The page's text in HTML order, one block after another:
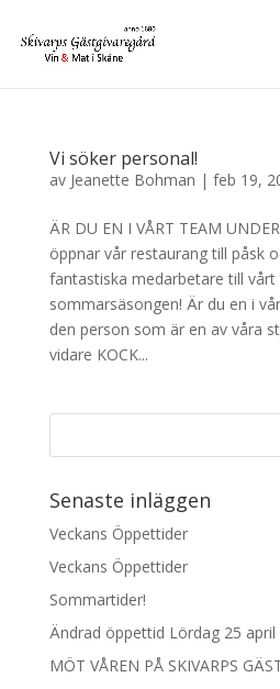
Vi söker personal!
av Jeanette Bohman | feb 19,
ÄR DU EN I VÅRT TEAM
öppnar vår restaurang till påsk
fantastiska medarbetare till
sommarsäsongen! Är du en i
den person som är en av våra
vidare KOCK...
Senaste inläggen
Veckans Öppettider
Veckans Öppettider
Sommartider!
Ändrad öppettid Lördag 25 april
MÖT VÅREN PÅ SKIVARPS